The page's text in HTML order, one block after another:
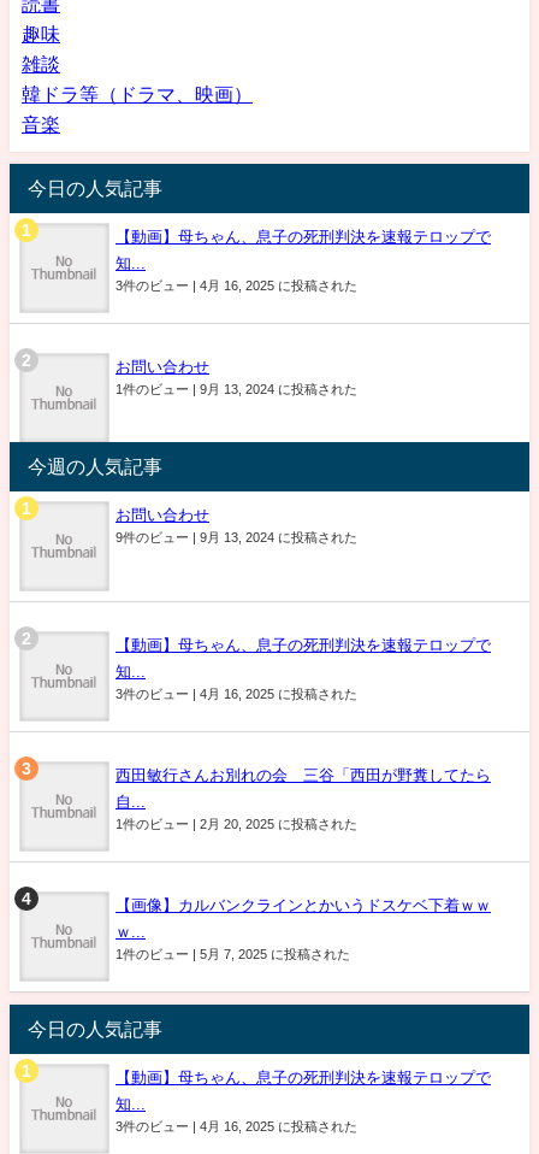
読書
趣味
雑談
韓ドラ等（ドラマ、映画）
音楽
今日の人気記事
【動画】母ちゃん、息子の死刑判決を速報テロップで
知...
3件のビュー 4月 16, 2025 に投稿された
お問い合わせ
1件のビュー 9月 13, 2024 に投稿された
今週の人気記事
お問い合わせ
9件のビュー 9月 13, 2024 に投稿された
【動画】母ちゃん、息子の死刑判決を速報テロップで
知...
3件のビュー 4月 16, 2025 に投稿された
西田敏行さんお別れの会 三谷「西田が野糞してたら
自...
1件のビュー 2月 20, 2025 に投稿された
【画像】カルバンクラインとかいうドスケベ下着ｗｗ
ｗ...
1件のビュー 5月 7, 2025 に投稿された
今日の人気記事
【動画】母ちゃん、息子の死刑判決を速報テロップで
知...
3件のビュー 4月 16, 2025 に投稿された